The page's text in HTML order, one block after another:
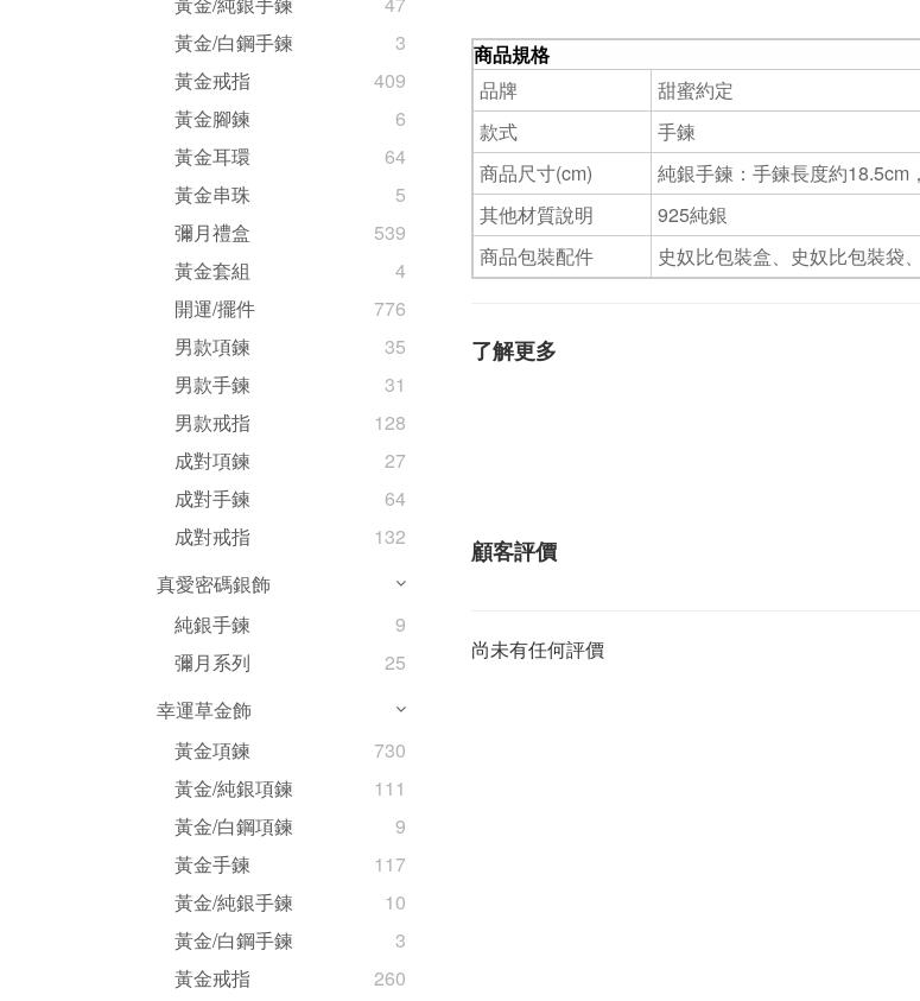
黃金/白鋼手鍊
3
黃金戒指
409
黃金腳鍊
6
黃金耳環
64
黃金串珠
5
彌月禮盒
539
黃金套組
4
開運/擺件
776
男款項鍊
35
男款手鍊
31
男款戒指
128
成對項鍊
27
成對手鍊
64
成對戒指
132
真愛密碼銀飾
純銀手鍊
9
彌月系列
25
幸運草金飾
黃金項鍊
730
黃金/純銀項鍊
111
黃金/白鋼項鍊
9
黃金手鍊
117
黃金/純銀手鍊
10
黃金/白鋼手鍊
3
黃金戒指
260
商品規格
品牌
甜蜜約定
款式
手鍊
商品尺寸(cm)
純銀手鍊：手鍊長度約18.5cm
其他材質說明
925純銀
商品包裝配件
史奴比包裝盒、史奴比包裝袋
了解更多
顧客評價
尚未有任何評價